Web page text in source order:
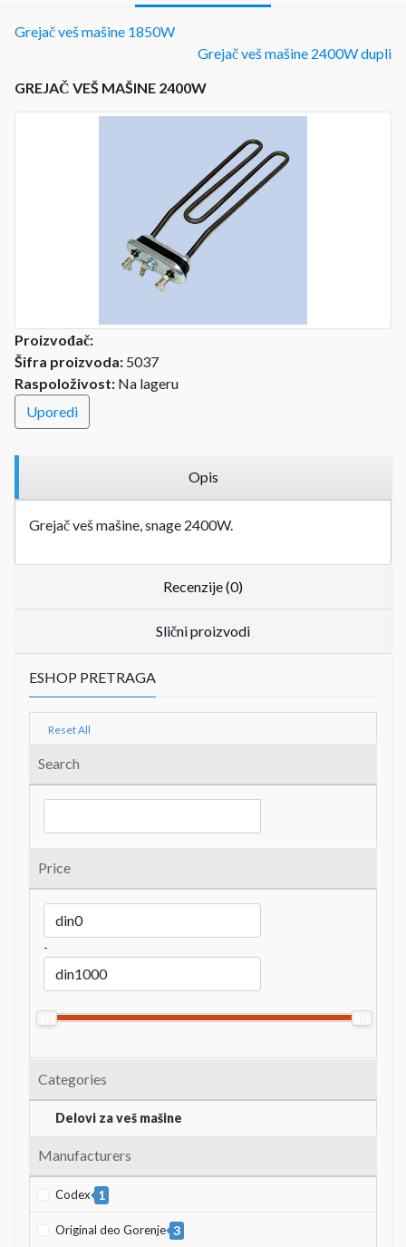
Grejač veš mašine 1850W
Grejač veš mašine 2400W dupli
GREJAČ VEŠ MAŠINE 2400W
Proizvođač:
Šifra proizvoda: 5037
Raspoloživost: Na lageru
Uporedi
Opis
Grejač veš mašine, snage 2400W.
Recenzije (0)
Slični proizvodi
ESHOP PRETRAGA
Reset All
Search
Price
-
Categories
Delovi za veš mašine
Manufacturers
Codex 1
Original deo Gorenje 3